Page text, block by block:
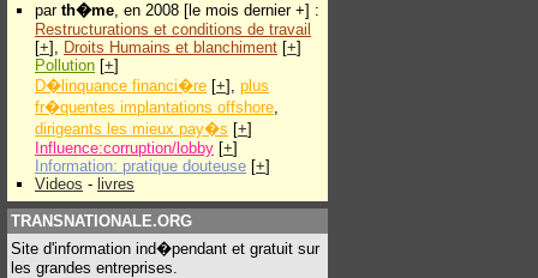
par th�me, en 2008 [le mois dernier +] :
Restructurations et conditions de travail
[+], Droits Humains et blanchiment [+]
Pollution [+]
D�linquance financi�re [+], plus
fr�quentes implantations offshore,
dirigeants les mieux pay�s [+]
Influence:corruption/lobby [+]
Information: pratique douteuse [+]
Videos - livres
TRANSNATIONALE.ORG
Site d'information ind�pendant et gratuit sur
les grandes entreprises.